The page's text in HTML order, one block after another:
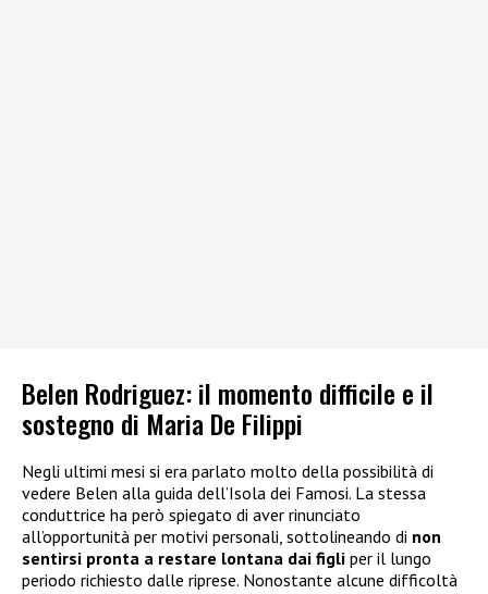
Belen Rodriguez: il momento difficile e il
sostegno di Maria De Filippi
Negli ultimi mesi si era parlato molto della possibilità di
vedere Belen alla guida dell’Isola dei Famosi. La stessa
conduttrice ha però spiegato di aver rinunciato
all’opportunità per motivi personali, sottolineando di non
sentirsi pronta a restare lontana dai figli per il lungo
periodo richiesto dalle riprese. Nonostante alcune difficoltà